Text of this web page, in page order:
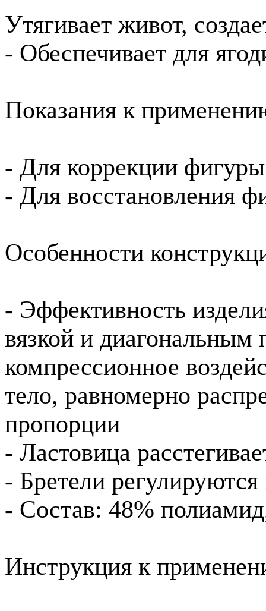
Утягивает живот,
- Обеспечивает для
Показания к
- Для коррекции
- Для восстановления
Особенности
- Эффективность
вязкой и диагональным
компрессионное
тело, равномерно
пропорции
- Ластовица
- Бретели
- Состав: 48%
Инструкция к